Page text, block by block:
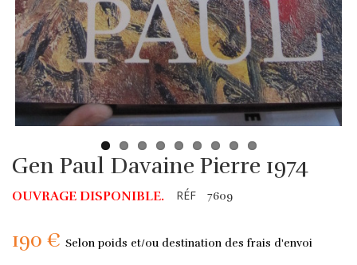
Gen Paul Davaine Pierre 1974
OUVRAGE DISPONIBLE. RÉF 7609
190 € Selon poids et/ou destination des frais d'envoi